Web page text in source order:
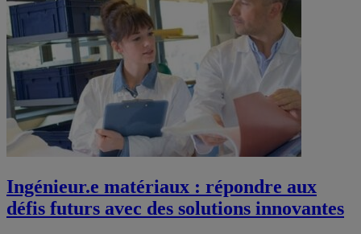
Ingénieur.e matériaux : répondre aux
défis futurs avec des solutions innovantes